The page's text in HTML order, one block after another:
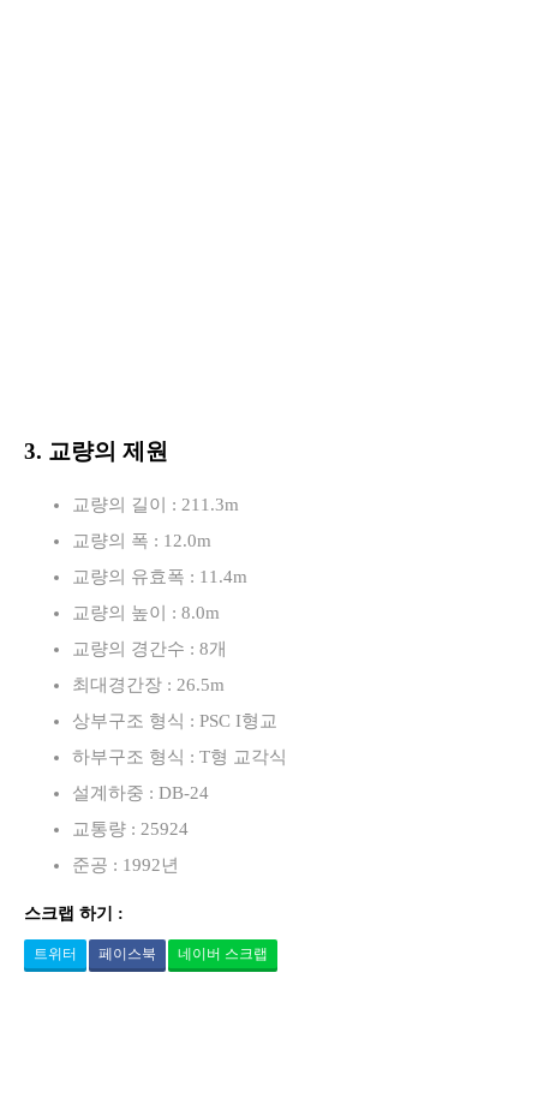
3. 교량의 제원
교량의 길이 : 211.3m
교량의 폭 : 12.0m
교량의 유효폭 : 11.4m
교량의 높이 : 8.0m
교량의 경간수 : 8개
최대경간장 : 26.5m
상부구조 형식 : PSC I형교
하부구조 형식 : T형 교각식
설계하중 : DB-24
교통량 : 25924
준공 : 1992년
스크랩 하기 :
트위터 페이스북 네이버 스크랩